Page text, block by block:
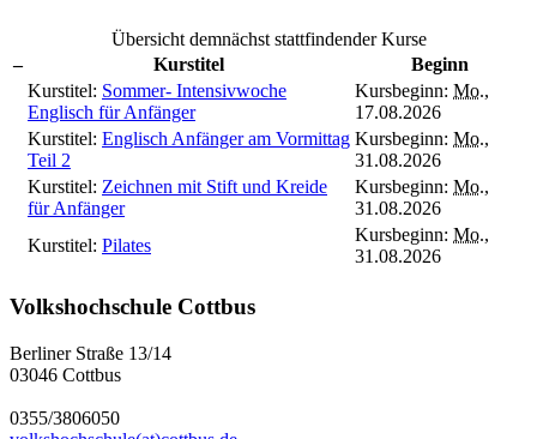
Übersicht demnächst stattfindender Kurse
–
Kurstitel
Beginn
Kurstitel: Sommer- Intensivwoche
Englisch für Anfänger
Kursbeginn: Mo.,
17.08.2026
Kurstitel: Englisch Anfänger am Vormittag
Teil 2
Kursbeginn: Mo.,
31.08.2026
Kurstitel: Zeichnen mit Stift und Kreide
für Anfänger
Kursbeginn: Mo.,
31.08.2026
Kurstitel: Pilates
Kursbeginn: Mo.,
31.08.2026
Volkshochschule Cottbus
Berliner Straße 13/14
03046 Cottbus
0355/3806050